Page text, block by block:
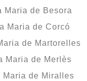
de Besora
Maria de Corcó
de Martorelles
Maria de Merlès
de Miralles